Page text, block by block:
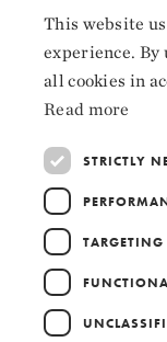
Instagram
LinkedIn
This website
experience. By
all cookies in
Read more
STRICTLY
TARGETING